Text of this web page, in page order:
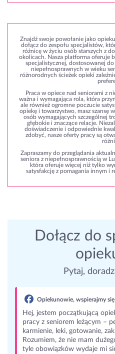
Znajdź swoje powołanie jako
dołącz do zespołu specjalistów,
różnicę w życiu osób starszych z
okolicach. Nasza platforma oferuje
specjalistycznej, dostosowanej
niepełnosprawnych w wieku
różnorodnych ścieżek opieki
Praca w opiece nad seniorami z
ważna i wymagająca rola, która
ale również ogromne poczucie
opiekę i towarzystwo, masz szansę
osób wymagających szczególnej
głębokie i znaczące relacje.
doświadczenie i odpowiednie
zdobyć, nasze oferty pracy są
Zapraszamy do przeglądania
seniora z niepełnosprawnością w
która oferuje więcej niż tylko
satysfakcję z pomagania innym i
Dołącz do
Pytaj,
Opiekunowie, wspierajmy się!
jestem początkującą opiekunką.
z seniorem leżącym – pełna
leki, gotowanie, zakupy) za
że nie mam dużego
obowiązków wydaje mi się to